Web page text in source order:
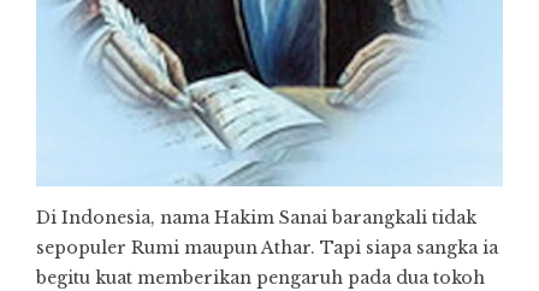
Di Indonesia, nama Hakim Sanai barangkali tidak
sepopuler Rumi maupun Athar. Tapi siapa sangka ia
begitu kuat memberikan pengaruh pada dua tokoh